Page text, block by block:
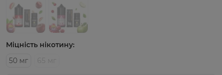
Міцність нікотину:
50 мг